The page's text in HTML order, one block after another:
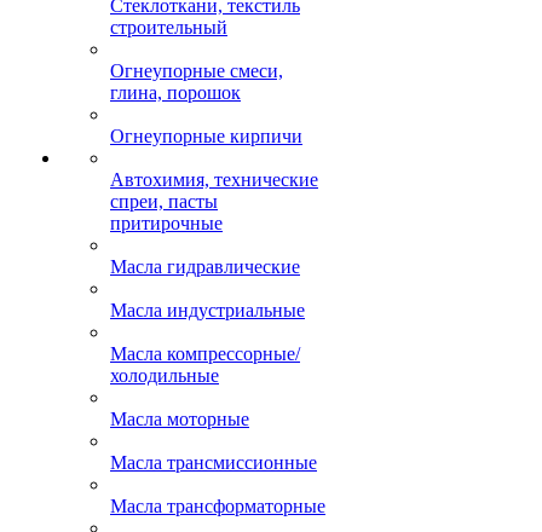
Стеклоткани, текстиль
строительный
Огнеупорные смеси,
глина, порошок
Огнеупорные кирпичи
Автохимия, технические
спреи, пасты
притирочные
Масла гидравлические
Масла индустриальные
Масла компрессорные/
холодильные
Масла моторные
Масла трансмиссионные
Масла трансформаторные